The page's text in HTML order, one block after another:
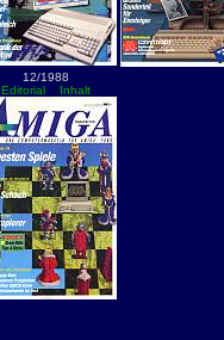
12/1988
Editorial
Inhalt